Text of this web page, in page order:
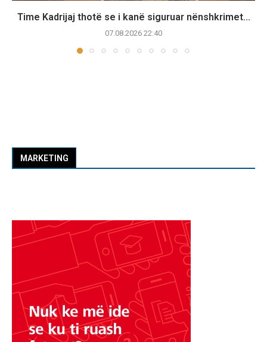
Time Kadrijaj thotë se i kanë siguruar nënshkrimet...
07.08.2026 22:40
MARKETING